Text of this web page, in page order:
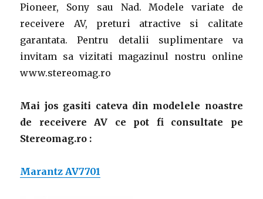
Pioneer, Sony sau Nad. Modele variate de
receivere AV, preturi atractive si calitate
garantata. Pentru detalii suplimentare va
invitam sa vizitati magazinul nostru online
www.stereomag.ro
Mai jos gasiti cateva din modelele noastre
de receivere AV ce pot fi consultate pe
Stereomag.ro :
Marantz AV7701